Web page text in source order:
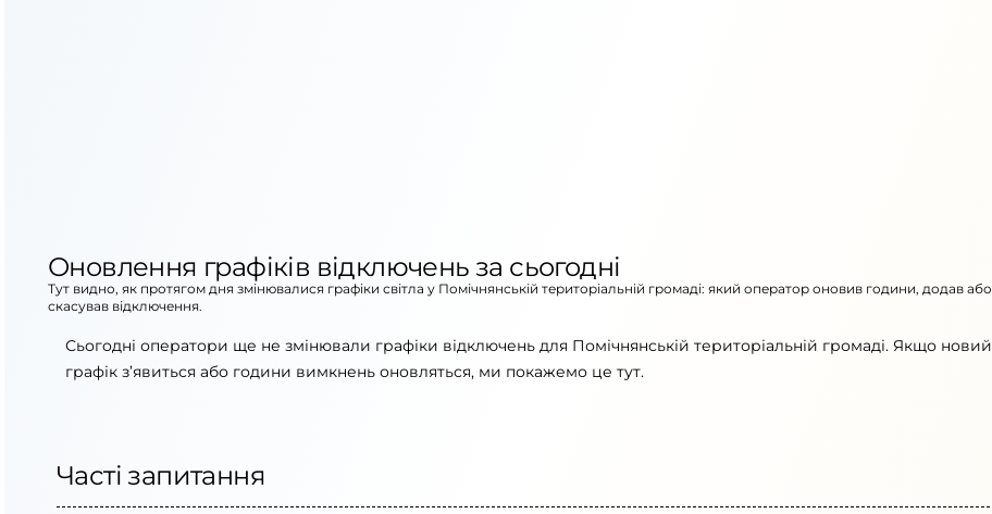
Оновлення графіків відключень за сьогодні
Тут видно, як протягом дня змінювалися графіки світла у Помічнянській територіальній громаді: який оператор оновив години, додав або
скасував відключення.
Сьогодні оператори ще не змінювали графіки відключень для Помічнянській територіальній громаді. Якщо новий
графік з’явиться або години вимкнень оновляться, ми покажемо це тут.
Часті запитання